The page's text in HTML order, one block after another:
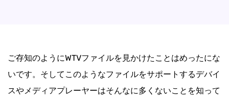
ご存知のようにWTVファイルを見かけたことはめったにな
いです。そしてこのようなファイルをサポートするデバイ
スやメディアプレーヤーはそんなに多くないことを知って